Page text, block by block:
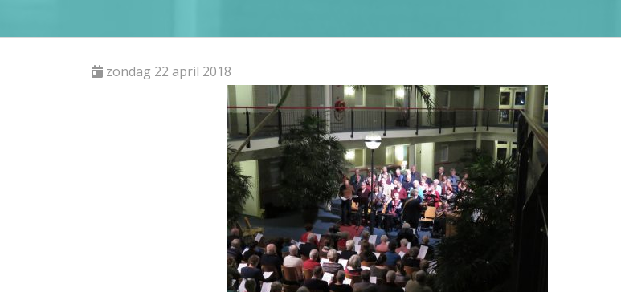
zondag 22 april 2018